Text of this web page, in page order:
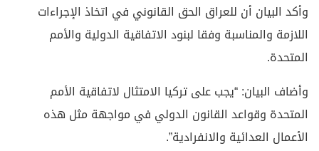
وأكد البيان أن للعراق الحق القانوني في اتخاذ الإجراءات
اللازمة والمناسبة وفقا لبنود الاتفاقية الدولية والأمم
المتحدة.
وأضاف البيان: “يجب على تركيا الامتثال لاتفاقية الأمم
المتحدة وقواعد القانون الدولي في مواجهة مثل هذه
الأعمال العدائية والانفرادية”.